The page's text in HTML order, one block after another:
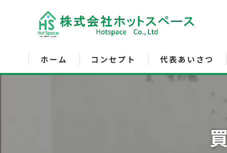
ホーム コンセプト 代表あいさつ